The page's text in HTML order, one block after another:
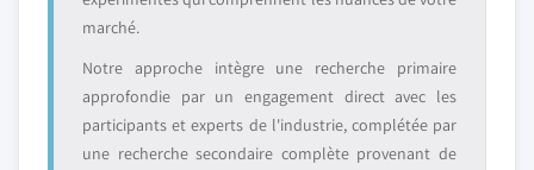
marché.
Notre approche intègre une recherche primaire
approfondie par un engagement direct avec les
participants et experts de l'industrie, complétée par
une recherche secondaire complète provenant de